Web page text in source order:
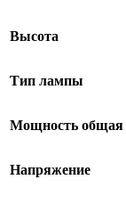
Высота
Тип лампы
Мощность общая
Напряжение